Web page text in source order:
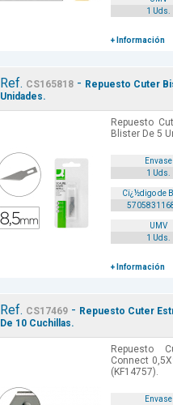
1 Uds.
+ Información
Ref. CS165818- Repuesto Cuter
Unidades.
Repuesto
Blister De 5
Envase
1 Uds.
Cï¿½digo de
UMV
1 Uds.
+ Información
Ref. CS17469- Repuesto Cuter
De 10 Cuchillas.
Repuesto
Connect
(KF14757).
Envase